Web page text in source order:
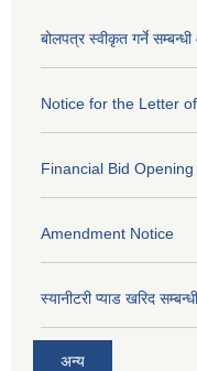
बोलपत्र स्वीकृत गर्ने
Notice for the Letter
Financial Bid
Amendment Notice
स्यानीटरी प्याड खरिद
अन्य